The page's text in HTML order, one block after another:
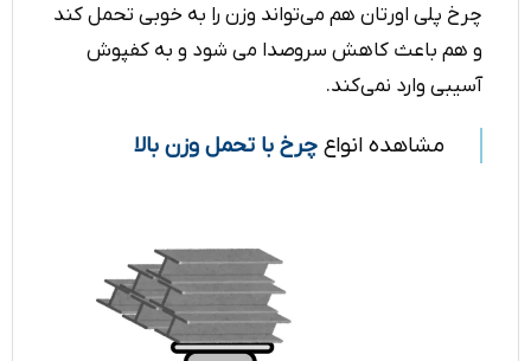
چرخ پلی اورتان هم می‌تواند وزن را به خوبی تحمل کند
و هم باعث کاهش سروصدا می شود و به کفپوش
آسیبی وارد نمی‌کند.
مشاهده انواع چرخ با تحمل وزن بالا